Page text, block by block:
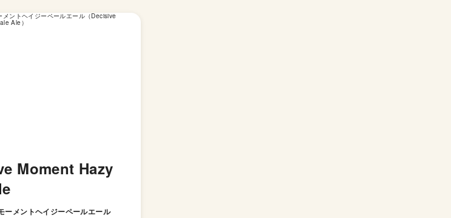
Moment Hazy
ーメントヘイジーペールエール